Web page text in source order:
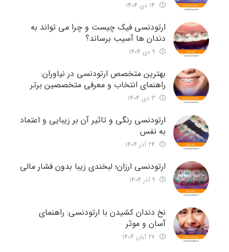
ارتودنسی فیک چیست و چرا می تواند به
دندان ها آسیب برساند؟
بهترین متخصص ارتودنسی در نیاوران:
راهنمای انتخاب و معرفی متخصصین برتر
ارتودنسی رنگی و تاثیر آن بر زیبایی و اعتماد
به نفس
ارتودنسی ارزان؛ لبخندی زیبا بدون فشار مالی
نخ دندان کشیدن با ارتودنسی: راهنمای
آسان و موثر